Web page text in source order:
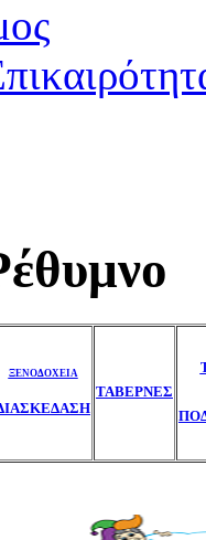
ΞΕΝΟΔΟΧΕΙΑ
ΤΑΒΕΡΝΕΣ